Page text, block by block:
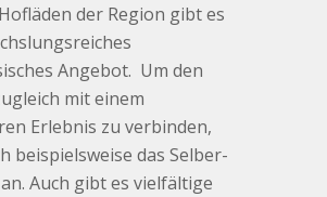
der Region gibt es
Angebot. Um den
mit einem
Erlebnis zu verbinden,
beispielsweise das Selber-
Auch gibt es vielfältige